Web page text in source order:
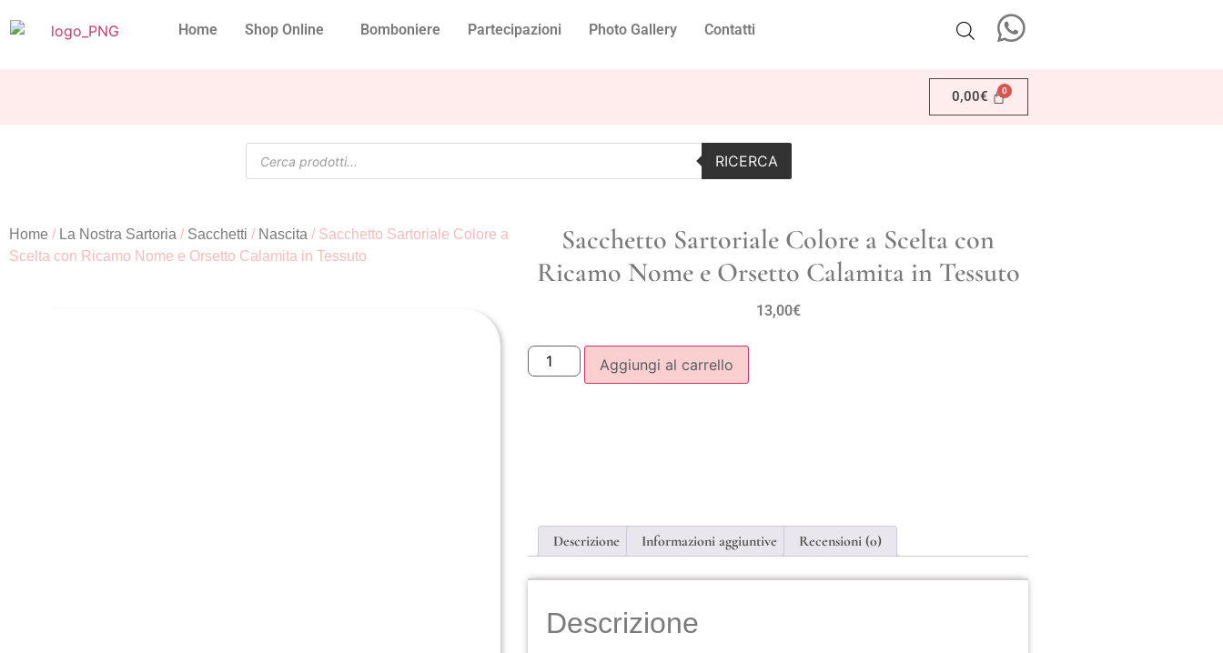
Home Shop Online Bomboniere Partecipazioni Photo Gallery Contatti
0,00€
RICERCA
Home / La Nostra Sartoria / Sacchetti / Nascita / Sacchetto Sartoriale Colore a
Scelta con Ricamo Nome e Orsetto Calamita in Tessuto
Sacchetto Sartoriale Colore a Scelta con
Ricamo Nome e Orsetto Calamita in Tessuto
13,00€
Aggiungi al carrello
Descrizione Informazioni aggiuntive Recensioni (0)
Descrizione